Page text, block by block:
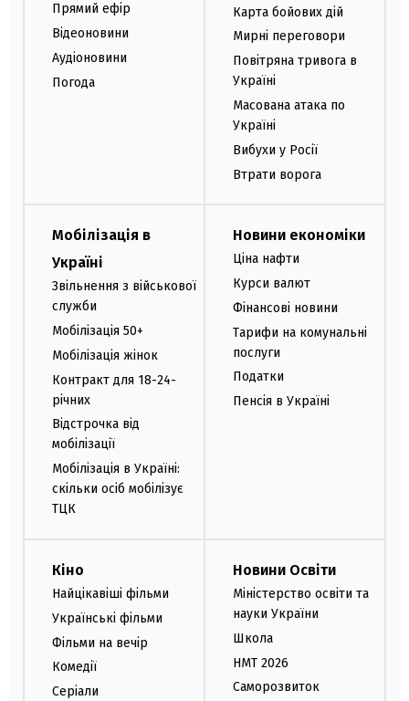
Прямий ефір
Відеоновини
Аудіоновини
Погода
Карта бойових дій
Мирні переговори
Повітряна тривога в
Україні
Масована атака по
Україні
Вибухи у Росії
Втрати ворога
Мобілізація в
Україні
Звільнення з військової
служби
Мобілізація 50+
Мобілізація жінок
Контракт для 18-24-
річних
Відстрочка від
мобілізації
Мобілізація в Україні:
скільки осіб мобілізує
ТЦК
Новини економіки
Ціна нафти
Курси валют
Фінансові новини
Тарифи на комунальні
послуги
Податки
Пенсія в Україні
Кіно
Найцікавіші фільми
Українські фільми
Фільми на вечір
Комедії
Серіали
Новини Освіти
Міністерство освіти та
науки України
Школа
НМТ 2026
Саморозвиток